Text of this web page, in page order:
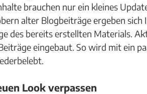
brauchen nur ein kleines
alter Blogbeiträge ergeben sich
des bereits erstellten Materials.
eingebaut. So wird mit ein
Look verpassen